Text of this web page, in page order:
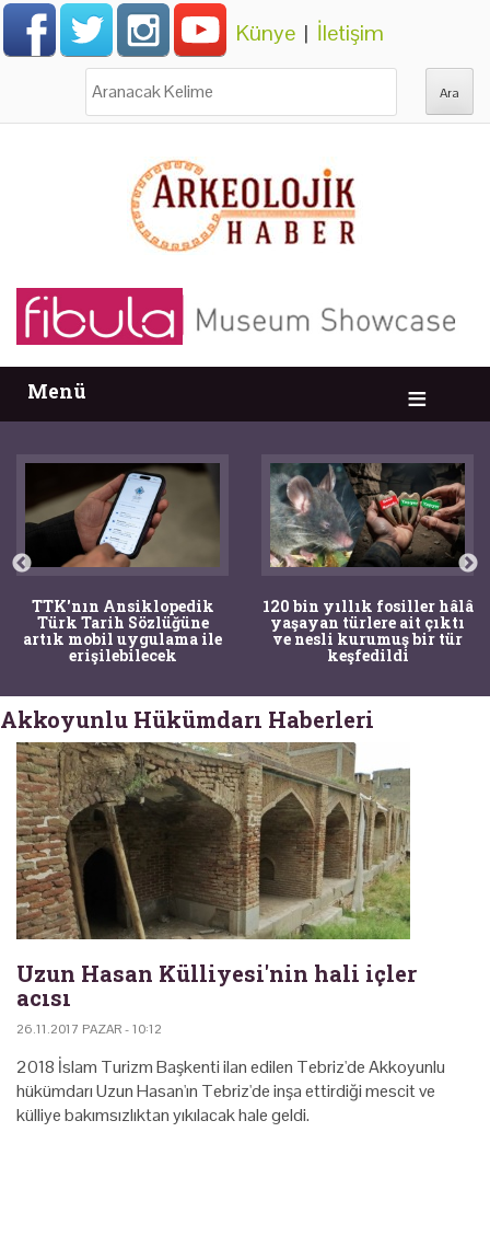
Künye | İletişim
Menü
TTK'nın Ansiklopedik
Türk Tarih Sözlüğüne
artık mobil uygulama ile
erişilebilecek
120 bin yıllık fosiller hâlâ
yaşayan türlere ait çıktı
ve nesli kurumuş bir tür
keşfedildi
Akkoyunlu Hükümdarı Haberleri
Uzun Hasan Külliyesi'nin hali içler
acısı
26.11.2017 PAZAR - 10:12
2018 İslam Turizm Başkenti ilan edilen Tebriz'de Akkoyunlu
hükümdarı Uzun Hasan'ın Tebriz'de inşa ettirdiği mescit ve
külliye bakımsızlıktan yıkılacak hale geldi.